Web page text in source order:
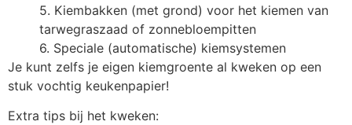
5. Kiembakken (met grond) voor het kiemen van
tarwegraszaad of zonnebloempitten
6. Speciale (automatische) kiemsystemen
Je kunt zelfs je eigen kiemgroente al kweken op een
stuk vochtig keukenpapier!
Extra tips bij het kweken: